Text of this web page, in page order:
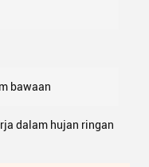
bawaan
dalam hujan ringan